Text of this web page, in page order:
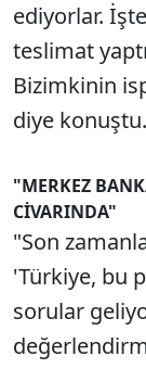
ediyorlar.
teslimat
Bizimkinin
diye konuştu.
"MERKEZ
CİVARINDA"
"Son
'Türkiye, bu
sorular